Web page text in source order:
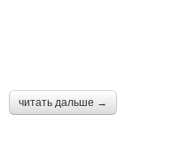
читать дальше →